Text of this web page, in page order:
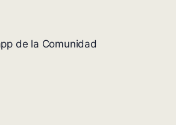
de la Comunidad